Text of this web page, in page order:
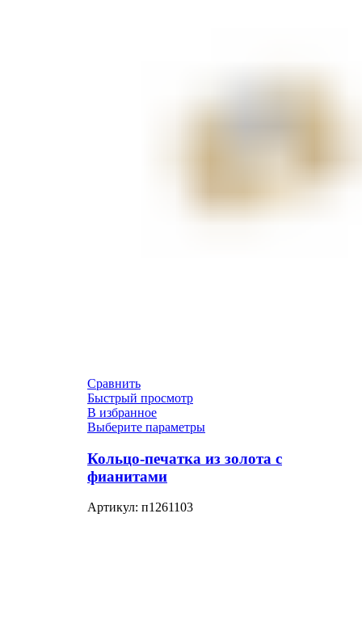
Сравнить
Быстрый просмотр
В избранное
Выберите параметры
Кольцо-печатка из золота с
фианитами
Артикул: п1261103